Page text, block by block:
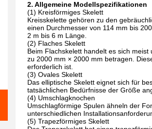
2. Allgemeine Modellspezifikationen
(1) Kreisförmiges Skelett
Kreisskelette gehören zu den
einen Durchmesser von 114 mm bis
2 m bis 6 m Länge.
(2) Flaches Skelett
Beim Flachskelett handelt es sich
zu 2000 mm × 2000 mm betragen.
erforderlich ist.
(3) Ovales Skelett
Das elliptische Skelett eignet sich für
tatsächlichen Bedürfnisse der Größe
(4) Umschlagknochen
Umschlagförmige Spulen ähneln der
unterschiedlichen
(5) Trapezförmiges Skelett